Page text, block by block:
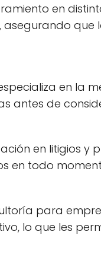
en
en la
antes de
en litigios y
en todo
para
lo que les